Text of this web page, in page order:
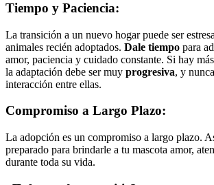
Tiempo y Paciencia:
La transición a un nuevo hogar puede ser
animales recién adoptados. Dale tiempo para
amor, paciencia y cuidado constante. Si hay
la adaptación debe ser muy progresiva, y
interacción entre ellas.
Compromiso a Largo Plazo:
La adopción es un compromiso a largo plazo.
preparado para brindarle a tu mascota amor,
durante toda su vida.